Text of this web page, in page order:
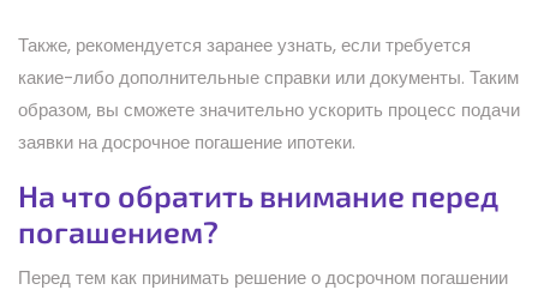
Также, рекомендуется заранее узнать, если требуется
какие-либо дополнительные справки или документы. Таким
образом, вы сможете значительно ускорить процесс подачи
заявки на досрочное погашение ипотеки.
На что обратить внимание перед
погашением?
Перед тем как принимать решение о досрочном погашении